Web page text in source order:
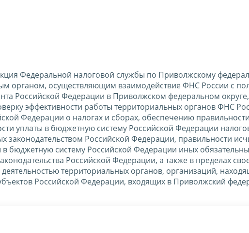
Федеральной налоговой службы по Приволжскому
органом, осуществляющим взаимодействие ФНС России с
Российской Федерации в Приволжском федеральном
эффективности работы территориальных органов ФНС
Федерации о налогах и сборах, обеспечению
уплаты в бюджетную систему Российской Федерации
законодательством Российской Федерации, правильности
в бюджетную систему Российской Федерации иных
Российской Федерации, а также в пределах
территориальных органов, организаций,
Российской Федерации, входящих в Приволжский